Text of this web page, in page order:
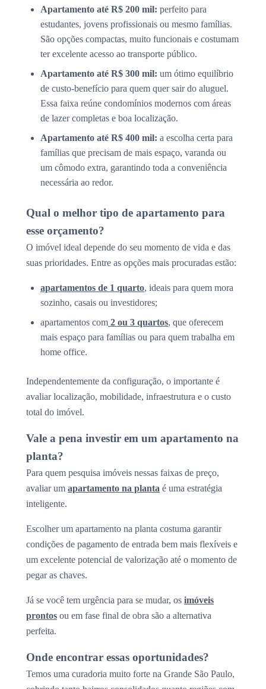
Apartamento até R$ 200 mil: perfeito para
estudantes, jovens profissionais ou mesmo famílias.
São opções compactas, muito funcionais e costumam
ter excelente acesso ao transporte público.
Apartamento até R$ 300 mil: um ótimo equilíbrio
de custo-benefício para quem quer sair do aluguel.
Essa faixa reúne condomínios modernos com áreas
de lazer completas e boa localização.
Apartamento até R$ 400 mil: a escolha certa para
famílias que precisam de mais espaço, varanda ou
um cômodo extra, garantindo toda a conveniência
necessária ao redor.
Qual o melhor tipo de apartamento para
esse orçamento?
O imóvel ideal depende do seu momento de vida e das
suas prioridades. Entre as opções mais procuradas estão:
apartamentos de 1 quarto, ideais para quem mora
sozinho, casais ou investidores;
apartamentos com 2 ou 3 quartos, que oferecem
mais espaço para famílias ou para quem trabalha em
home office.
Independentemente da configuração, o importante é
avaliar localização, mobilidade, infraestrutura e o custo
total do imóvel.
Vale a pena investir em um apartamento na
planta?
Para quem pesquisa imóveis nessas faixas de preço,
avaliar um apartamento na planta é uma estratégia
inteligente.
Escolher um apartamento na planta costuma garantir
condições de pagamento de entrada bem mais flexíveis e
um excelente potencial de valorização até o momento de
pegar as chaves.
Já se você tem urgência para se mudar, os imóveis
prontos ou em fase final de obra são a alternativa
perfeita.
Onde encontrar essas oportunidades?
Temos uma curadoria muito forte na Grande São Paulo,